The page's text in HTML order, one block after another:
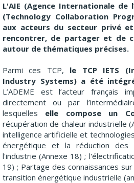
L'AIE (Agence Internationale de
(Technology Collaboration
aux acteurs du secteur privé
rencontrer, de partager et de
autour de thématiques précises.
Parmi ces TCP, le TCP IETS
Industry Systems) a été
L’ADEME est l’acteur français
directement ou par
lesquelles elle compose un
récupération de chaleur industrielle
intelligence artificielle et
énergétique et la réduction des
l'industrie (Annexe 18) ;
19) ; Partage des connaissances
transition énergétique industrielle